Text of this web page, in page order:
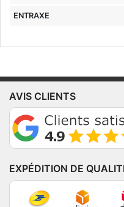
ENTRAXE
AVIS CLIENTS
EXPÉDITION DE